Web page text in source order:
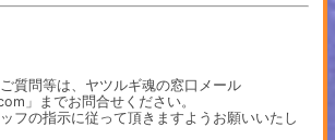
質問等は、ヤツルギ魂の窓口メール
」までお問合せください。
フの指示に従って頂きますようお願いいたし